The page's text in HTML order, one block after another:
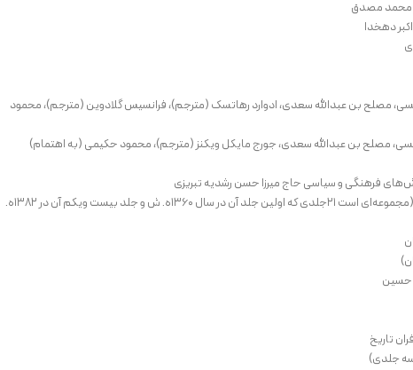
محمد مصدق
دهخدا
مصلح بن عبدالله سعدی، ادوارد رهاتسک (مترجم)، فرانسیس گلادوین (مترجم)، محمود
مصلح بن عبدالله سعدی، جورج مایکل ویکنز (مترجم)، محمود حکیمی (به اهتمام)
فرهنگی و سیاسی حاج میرزا حسن رشدیه تبریزی
تاریخ تمدن، یا، داستان زندگی انسان(مجموعه‌ای است ۲۱جلدی که اولین جلد آن در سال ۱۳۶۰ه. ش و جلد بیست ویکم آن در ۱۳۸۲ه.
حسین
تاریخ
جلدی)